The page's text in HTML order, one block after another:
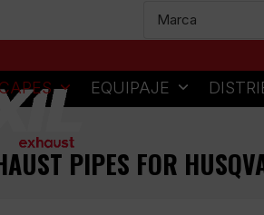
EQUIPAJE
PIPES FOR